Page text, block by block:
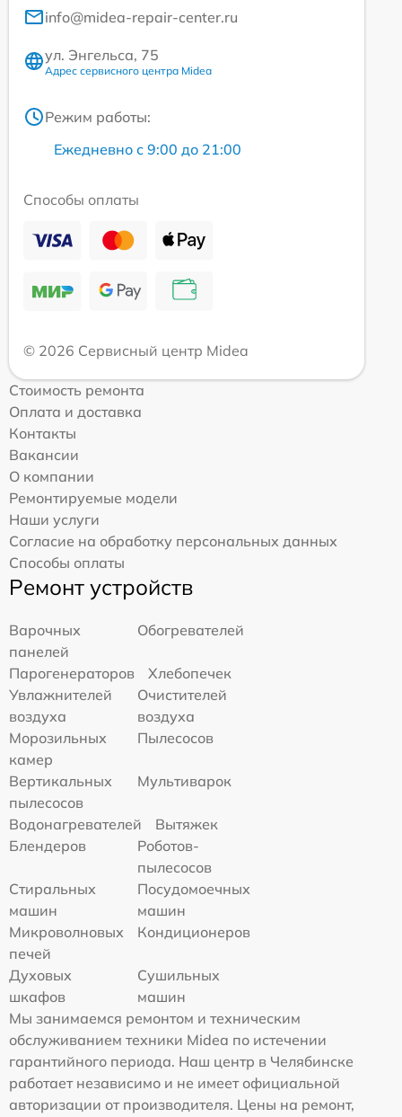
info@midea-repair-center.ru
ул. Энгельса, 75
Адрес сервисного центра Midea
Режим работы:
Ежедневно с 9:00 до 21:00
Способы оплаты
© 2026 Сервисный центр Midea
Стоимость ремонта
Оплата и доставка
Контакты
Вакансии
О компании
Ремонтируемые модели
Наши услуги
Согласие на обработку персональных данных
Способы оплаты
Ремонт устройств
Варочных
панелей
Обогревателей
Парогенераторов
Хлебопечек
Увлажнителей
воздуха
Очистителей
воздуха
Морозильных
камер
Пылесосов
Вертикальных
пылесосов
Мультиварок
Водонагревателей
Вытяжек
Блендеров
Роботов-
пылесосов
Стиральных
машин
Посудомоечных
машин
Микроволновых
печей
Кондиционеров
Духовых
шкафов
Сушильных
машин
Мы занимаемся ремонтом и техническим
обслуживанием техники Midea по истечении
гарантийного периода. Наш центр в Челябинске
работает независимо и не имеет официальной
авторизации от производителя. Цены на ремонт,